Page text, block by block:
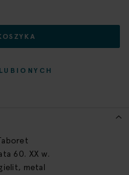
60. XX w.
metal